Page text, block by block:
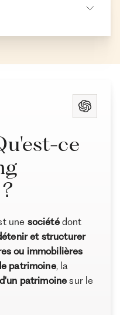
patrimoniale ?
holding
holding
à la
une holding
patrimoniale
à la banque privée.
nous combinons
et sélection
du marché, dans
long terme.
ce
une sociétédont
et structurer
ou immobilières
patrimoine, la
patrimoinesur le